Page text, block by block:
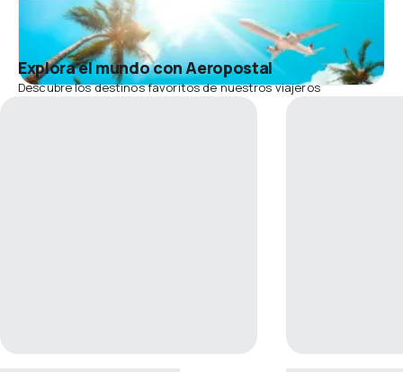
Explora el mundo con Aeropostal
Descubre los destinos favoritos de nuestros viajeros